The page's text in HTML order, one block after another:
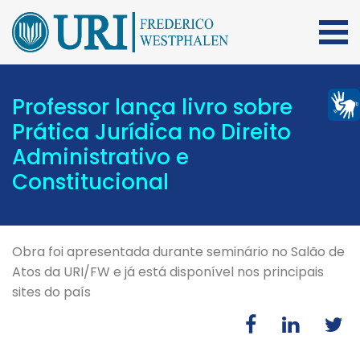
Professor lança livro sobre
Prática Jurídica no Direito
Administrativo e
Constitucional
Obra foi apresentada durante seminário no Salão de
Atos da URI/FW e já está disponível nos principais
sites do país